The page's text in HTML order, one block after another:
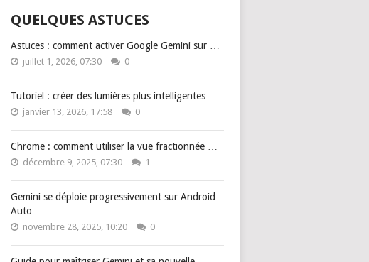
QUELQUES ASTUCES
Astuces : comment activer Google Gemini sur …
juillet 1, 2026, 07:30 0
Tutoriel : créer des lumières plus intelligentes …
janvier 13, 2026, 17:58 0
Chrome : comment utiliser la vue fractionnée …
décembre 9, 2025, 07:30 1
Gemini se déploie progressivement sur Android
Auto …
novembre 28, 2025, 10:20 0